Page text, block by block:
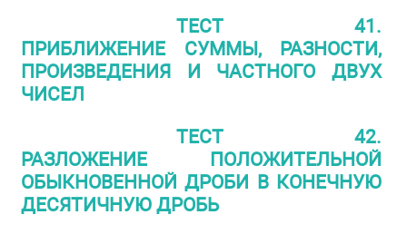
ТЕСТ 41.
ПРИБЛИЖЕНИЕ СУММЫ, РАЗНОСТИ,
ПРОИЗВЕДЕНИЯ И ЧАСТНОГО ДВУХ
ЧИСЕЛ
ТЕСТ 42.
РАЗЛОЖЕНИЕ ПОЛОЖИТЕЛЬНОЙ
ОБЫКНОВЕННОЙ ДРОБИ В КОНЕЧНУЮ
ДЕСЯТИЧНУЮ ДРОБЬ